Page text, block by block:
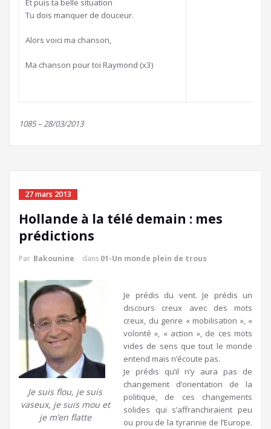
Et puis ta belle situation
Tu dois manquer de douceur.
Alors voici ma chanson,
Ma chanson pour toi Raymond (x3)
1085 – 28/03/2013
27 mars 2013
Hollande à la télé demain : mes
prédictions
Par Bakounine dans 01-Un monde plein de trous
Je suis flou, je suis
vaseux, je suis mou et
je m’en flatte
Je prédis du vent. Je prédis un
discours creux avec des mots
creux, du genre « mobilisation », «
volonté », « action », de ces mots
vides de sens que tout le monde
entend mais n’écoute pas.
Je prédis qu’il n’y aura pas de
changement d’orientation de la
politique, de ces changements
solides qui s’affranchiraient peu
ou prou de la tyrannie de l’Europe.